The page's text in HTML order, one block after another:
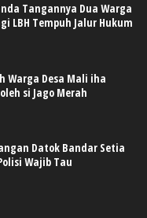
Tangannya Dua Warga
LBH Tempuh Jalur Hukum
Warga Desa Mali iha
si Jago Merah
Datok Bandar Setia
Wajib Tau